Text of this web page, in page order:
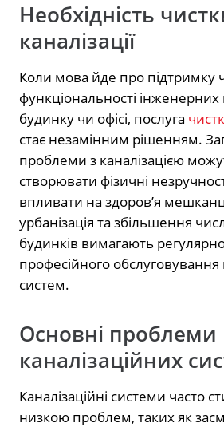
Необхідність
каналізації
Коли мова йде про підтримку
функціональності
будинку чи офісі, послуга
стає незамінним рішенням.
проблеми з каналізацією
створювати фізичні
впливати на здоров’я
урбанізація та збільшення
будинків вимагають
професійного обслуговування
систем.
Основні проблеми
каналізаційних
Каналізаційні системи часто
низкою проблем, таких як